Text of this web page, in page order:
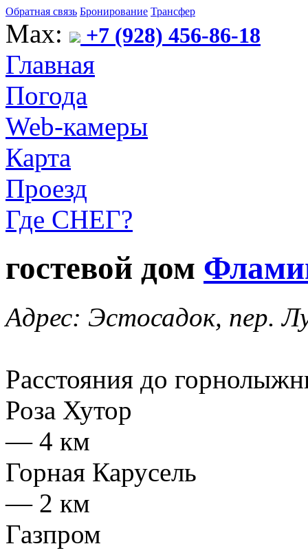
Обратная связь Бронирование Трансфер
Max: +7 (928) 456-86-18
Главная
Погода
Web-камеры
Карта
Проезд
Где СНЕГ?
гостевой дом
Адрес: Эстосадок, пер.
Расстояния до
Роза Хутор
— 4 км
Горная Карусель
— 2 км
Газпром